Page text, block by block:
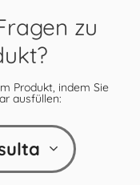
zu
Produkt, indem Sie
ausfüllen: